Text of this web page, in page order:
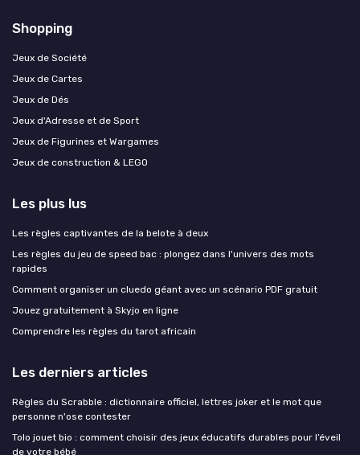
Shopping
Jeux de Société
Jeux de Cartes
Jeux de Dés
Jeux d'Adresse et de Sport
Jeux de Figurines et Wargames
Jeux de construction & LEGO
Les plus lus
Les règles captivantes de la belote à deux
Les règles du jeu de speed bac : plongez dans l'univers des mots
rapides
Comment organiser un cluedo géant avec un scénario PDF gratuit
Jouez gratuitement à Skyjo en ligne
Comprendre les règles du tarot africain
Les derniers articles
Règles du Scrabble : dictionnaire officiel, lettres joker et le mot que
personne n'ose contester
Tolo jouet bio : comment choisir des jeux éducatifs durables pour l’éveil
de votre bébé